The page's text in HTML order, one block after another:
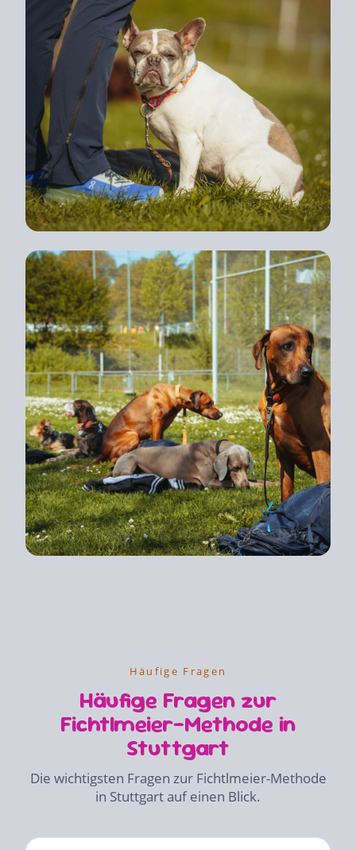
Häufige Fragen
Häufige Fragen zur
Fichtlmeier-Methode in
Stuttgart
Die wichtigsten Fragen zur Fichtlmeier-Methode
in Stuttgart auf einen Blick.